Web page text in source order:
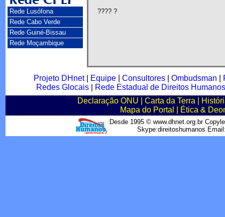
Rede Lusófona
Rede Cabo Verde
Rede Guiné-Bissau
Rede Moçambique
???? ?
Projeto DHnet| Equipe| Consultores| Ombudsman
Redes Glocais|
Rede Estadual de Direitos
Declaração ONU
Carta da Terra
Mapa do Portal
Ética &
Desde 1995 © www.dhnet.org.br
Skype:direitoshumanos